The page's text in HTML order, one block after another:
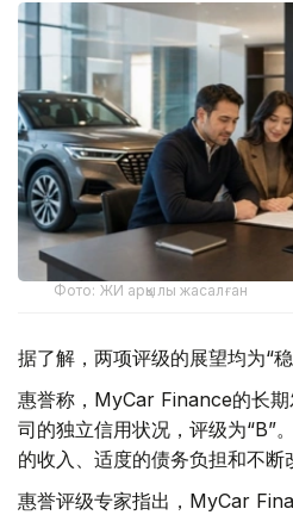
Фото: ЖИ арқылы жасалған
据了解，两项评级的展望均为“稳
惠誉称，MyCar Finance的长
司的独立信用状况，评级为“B”
的收入、适度的债务负担和不断
惠誉评级专家指出，MyCar